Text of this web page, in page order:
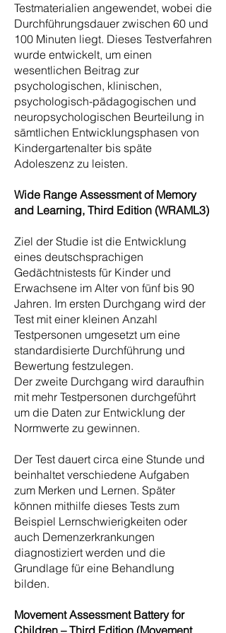
Testmaterialien angewendet, wobei die
Durchführungsdauer zwischen 60 und
100 Minuten liegt. Dieses Testverfahren
wurde entwickelt, um einen
wesentlichen Beitrag zur
psychologischen, klinischen,
psychologisch-pädagogischen und
neuropsychologischen Beurteilung in
sämtlichen Entwicklungsphasen von
Kindergartenalter bis späte
Adoleszenz zu leisten.
Wide Range Assessment of Memory
and Learning, Third Edition (WRAML3)
Ziel der Studie ist die Entwicklung
eines deutschsprachigen
Gedächtnistests für Kinder und
Erwachsene im Alter von fünf bis 90
Jahren. Im ersten Durchgang wird der
Test mit einer kleinen Anzahl
Testpersonen umgesetzt um eine
standardisierte Durchführung und
Bewertung festzulegen.
Der zweite Durchgang wird daraufhin
mit mehr Testpersonen durchgeführt
um die Daten zur Entwicklung der
Normwerte zu gewinnen.
Der Test dauert circa eine Stunde und
beinhaltet verschiedene Aufgaben
zum Merken und Lernen. Später
können mithilfe dieses Tests zum
Beispiel Lernschwierigkeiten oder
auch Demenzerkrankungen
diagnostiziert werden und die
Grundlage für eine Behandlung
bilden.
Movement Assessment Battery for
Children – Third Edition (Movement